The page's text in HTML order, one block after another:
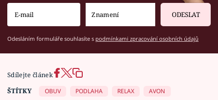
ODESLAT
Odesláním formuláře souhlasíte s podmínkami zpracování osobních údajů
Sdílejte článek
ŠTÍTKY
OBUV PODLAHA RELAX
AVON